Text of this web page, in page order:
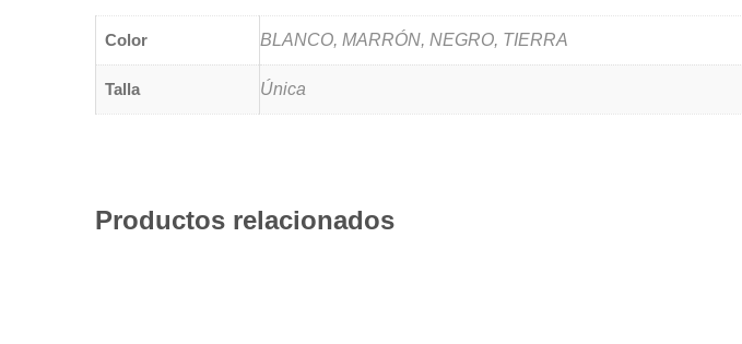
Color BLANCO, MARRÓN, NEGRO, TIERRA
Talla Única
Productos relacionados